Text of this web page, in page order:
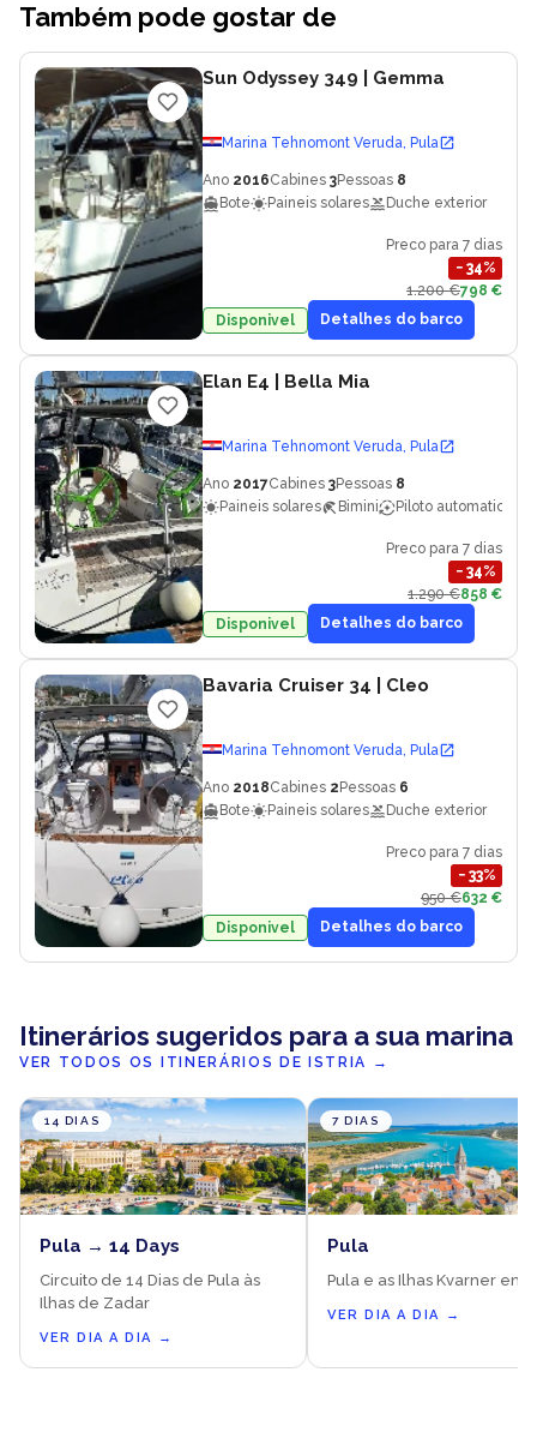
Também pode gostar de
Sun Odyssey 349 | Gemma
Marina Tehnomont Veruda, Pula
Ano 2016Cabines 3Pessoas 8
Bote
Paineis solares Duche exterior
Preco para 7 dias
− 34%
1.200 €798 €
Disponivel
Detalhes do barco
Elan E4 | Bella Mia
Marina Tehnomont Veruda, Pula
Ano 2017Cabines 3Pessoas 8
Paineis solares
Bimini Piloto automatico
Preco para 7 dias
− 34%
1.290 €858 €
Disponivel
Detalhes do barco
Bavaria Cruiser 34 | Cleo
Marina Tehnomont Veruda, Pula
Ano 2018Cabines 2 Pessoas 6
Bote
Paineis solares Duche exterior
Preco para 7 dias
− 33%
950 €632 €
Disponivel
Detalhes do barco
Itinerários sugeridos para a sua marina
VER TODOS OS ITINERÁRIOS DE ISTRIA →
14 DIAS
Pula → 14 Days
Circuito de 14 Dias de Pula às
Ilhas de Zadar
VER DIA A DIA →
7 DIAS
Pula
Pula e as Ilhas Kvarner em
VER DIA A DIA →